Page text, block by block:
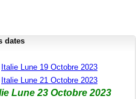
dates
Italie Lune 19 Octobre 2023
Italie Lune 21 Octobre 2023
Lune 23 Octobre 2023